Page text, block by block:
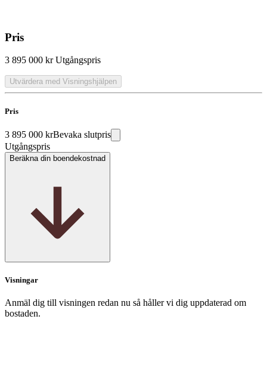
Pris
3 895 000 kr Utgångspris
Utvärdera med Visningshjälpen
Pris
3 895 000 krBevaka slutpris
Utgångspris
Beräkna din boendekostnad
Visningar
Anmäl dig till visningen redan nu så håller vi dig uppdaterad om
bostaden.